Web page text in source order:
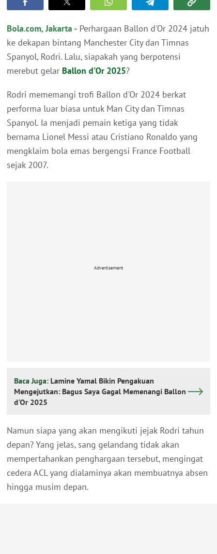
Bola.com, Jakarta - Perhargaan Ballon d'Or 2024 jatuh
ke dekapan bintang Manchester City dan Timnas
Spanyol, Rodri. Lalu, siapakah yang berpotensi
merebut gelar Ballon d'Or 2025?
Rodri mememangi trofi Ballon d'Or 2024 berkat
performa luar biasa untuk Man City dan Timnas
Spanyol. Ia menjadi pemain ketiga yang tidak
bernama Lionel Messi atau Cristiano Ronaldo yang
mengklaim bola emas bergengsi France Football
sejak 2007.
Advertisement
Baca Juga: Lamine Yamal Bikin Pengakuan
Mengejutkan: Bagus Saya Gagal Memenangi Ballon
d'Or 2025
Namun siapa yang akan mengikuti jejak Rodri tahun
depan? Yang jelas, sang gelandang tidak akan
mempertahankan penghargaan tersebut, mengingat
cedera ACL yang dialaminya akan membuatnya absen
hingga musim depan.